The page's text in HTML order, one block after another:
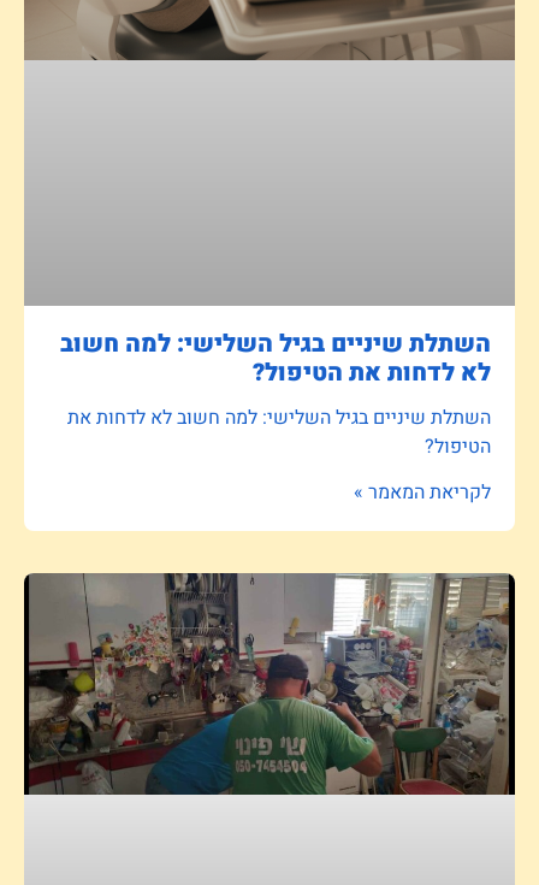
השתלת שיניים בגיל השלישי: למה חשוב
לא לדחות את הטיפול?
השתלת שיניים בגיל השלישי: למה חשוב לא לדחות את
הטיפול?
לקריאת המאמר »